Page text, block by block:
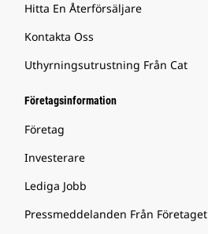
Hitta En Återförsäljare
Kontakta Oss
Uthyrningsutrustning Från Cat
Företagsinformation
Företag
Investerare
Lediga Jobb
Pressmeddelanden Från Företaget